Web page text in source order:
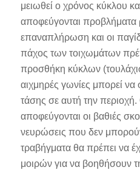
μειωθεί ο χρόνος κύκλου
αποφεύγονται
επαναπλήρωση και οι
πάχος των τοιχωμάτων
προσθήκη κύκλων
αιχμηρές γωνίες μπορεί
τάσης σε αυτή την
αποφεύγονται οι βαθιές
νευρώσεις που δεν
τραβήγματα θα πρέπει να
μοιρών για να βοηθήσουν